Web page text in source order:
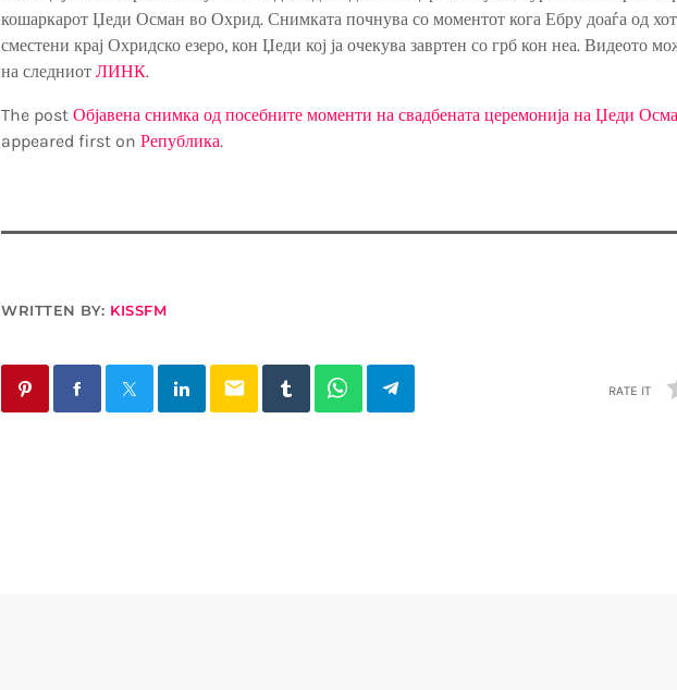
кошаркарот Џеди Осман во Охрид. Снимката почнува со моментот кога Ебру доаѓа од
сместени крај Охридско езеро, кон Џеди кој ја очекува завртен со грб кон неа. Видеото
на следниот ЛИНК.
The post Објавена снимка од посебните моменти на свадбената церемонија на Џеди
appeared first on Република.
WRITTEN BY: KISSFM
email RATE IT